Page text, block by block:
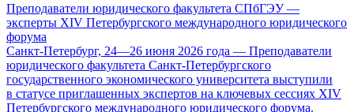
Преподаватели юридического факультета СПбГЭУ —
эксперты XIV Петербургского международного юридического
форума
Санкт-Петербург, 24—26 июня 2026 года — Преподаватели
юридического факультета Санкт-Петербургского
государственного экономического университета выступили
в статусе приглашенных экспертов на ключевых сессиях XIV
Петербургского международного юридического форума.